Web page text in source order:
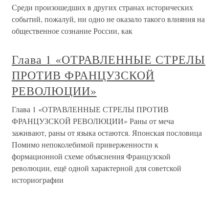
Среди произошедших в других странах исторических
событий, пожалуй, ни одно не оказало такого влияния на
общественное сознание России, как
Глава 1 «ОТРАВЛЕННЫЕ СТРЕЛЫ
ПРОТИВ ФРАНЦУЗСКОЙ
РЕВОЛЮЦИИ»
Глава 1 «ОТРАВЛЕННЫЕ СТРЕЛЫ ПРОТИВ
ФРАНЦУЗСКОЙ РЕВОЛЮЦИИ» Раны от меча
заживают, раны от языка остаются. Японская пословица
Помимо непоколебимой приверженности к
формационной схеме объяснения Французской
революции, ещё одной характерной для советской
историографии